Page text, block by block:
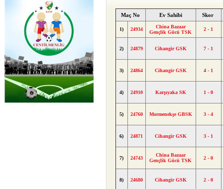
Maç No Ev Sahibi Skor
1) 24934
China Bazaar
Gençlik Gücü TSK
2 - 1
2) 24879 Cihangir GSK 7 - 1
3) 24864 Cihangir GSK 4 - 1
4) 24910 Karşıyaka SK 1 - 0
5) 24760 Mormenekşe GBSK 3 - 4
6) 24871 Cihangir GSK 3 - 1
7) 24743
China Bazaar
Gençlik Gücü TSK
2 - 0
8) 24680 Cihangir GSK 2 - 0